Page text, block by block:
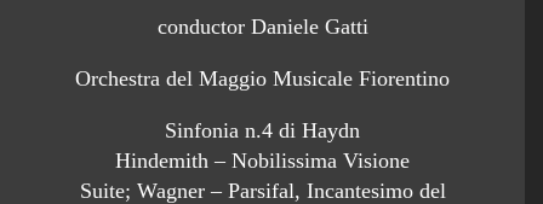
conductor Daniele Gatti
Orchestra del Maggio Musicale Fiorentino
Sinfonia n.4 di Haydn
Hindemith – Nobilissima Visione
Suite; Wagner – Parsifal, Incantesimo del